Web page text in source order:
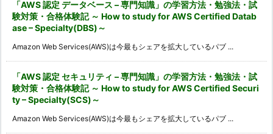
「AWS 認定 データベース – 専門知識」の学習方法・勉強法・試
験対策・合格体験記 ～ How to study for AWS Certified Datab
ase – Specialty(DBS)～
Amazon Web Services(AWS)は今最もシェアを拡大しているパブ ...
「AWS 認定 セキュリティ – 専門知識」の学習方法・勉強法・試
験対策・合格体験記 ～ How to study for AWS Certified Securi
ty – Specialty(SCS)～
Amazon Web Services(AWS)は今最もシェアを拡大しているパブ ...